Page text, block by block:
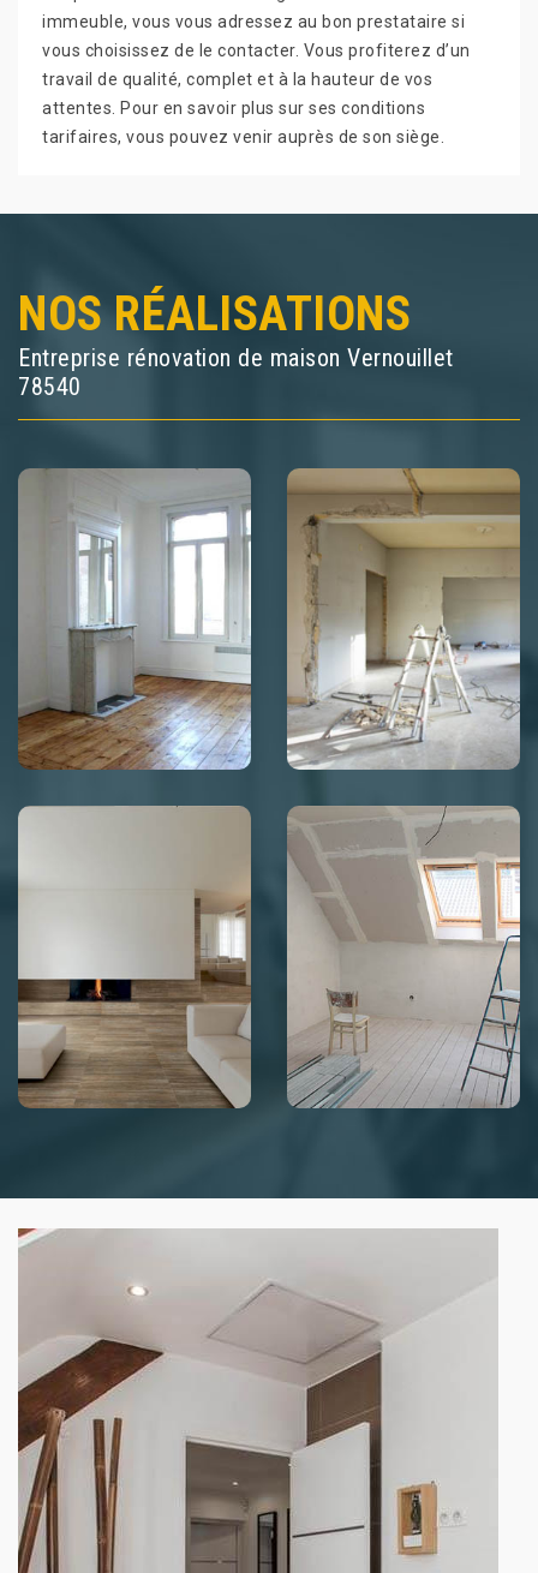
immeuble, vous vous adressez au bon prestataire si
vous choisissez de le contacter. Vous profiterez d’un
travail de qualité, complet et à la hauteur de vos
attentes. Pour en savoir plus sur ses conditions
tarifaires, vous pouvez venir auprès de son siège.
NOS RÉALISATIONS
Entreprise rénovation de maison Vernouillet
78540